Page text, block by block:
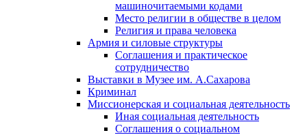
машиночитаемыми кодами
Место религии в обществе в целом
Религия и права человека
Армия и силовые структуры
Соглашения и практическое
сотрудничество
Выставки в Музее им. А.Сахарова
Криминал
Миссионерская и социальная деятельность
Иная социальная деятельность
Соглашения о социальном